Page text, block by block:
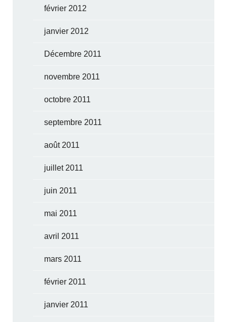
février 2012
janvier 2012
Décembre 2011
novembre 2011
octobre 2011
septembre 2011
août 2011
juillet 2011
juin 2011
mai 2011
avril 2011
mars 2011
février 2011
janvier 2011